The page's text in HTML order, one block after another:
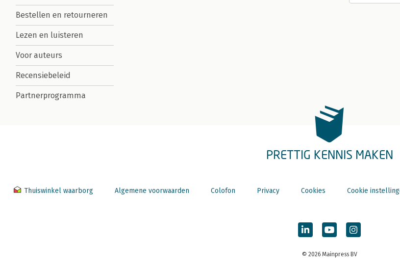
Bestellen en retourneren
Lezen en luisteren
Voor auteurs
Recensiebeleid
Partnerprogramma
PRETTIG KENNIS MAKEN
Thuiswinkel waarborg Algemene voorwaarden Colofon Privacy Cookies Cookie
© 2026 Mainpress BV